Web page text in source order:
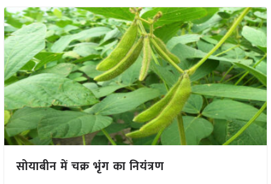
सोयाबीन में चक्र भृंग का नियंत्रण